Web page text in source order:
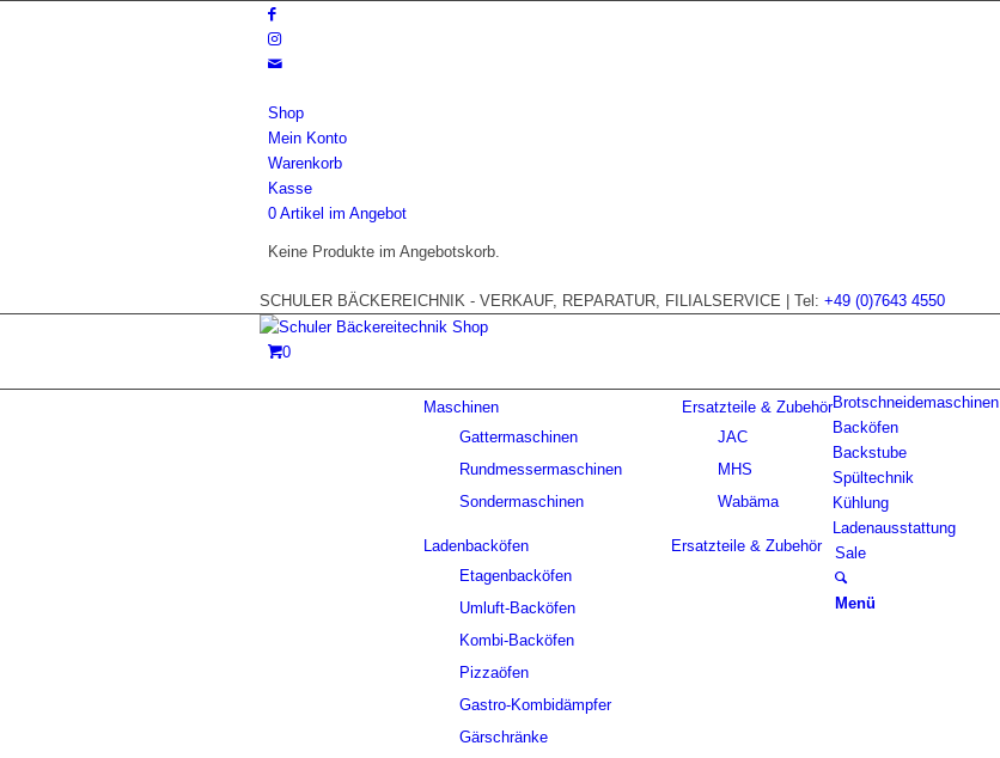
Shop
Mein Konto
Warenkorb
Kasse
0 Artikel im Angebot
Keine Produkte im Angebotskorb.
SCHULER BÄCKEREICHNIK - VERKAUF, REPARATUR, FILIALSERVICE | Tel: +49 (0)7643 4550
0
Brotschneidemaschinen
Maschinen
Gattermaschinen
Rundmessermaschinen
Sondermaschinen
Ersatzteile & Zubehör
JAC
MHS
Wabäma
Backöfen
Ladenbacköfen
Etagenbacköfen
Umluft-Backöfen
Kombi-Backöfen
Pizzaöfen
Gastro-Kombidämpfer
Gärschränke
Ersatzteile & Zubehör
Backstube
Spültechnik
Kühlung
Ladenausstattung
Sale
Menü